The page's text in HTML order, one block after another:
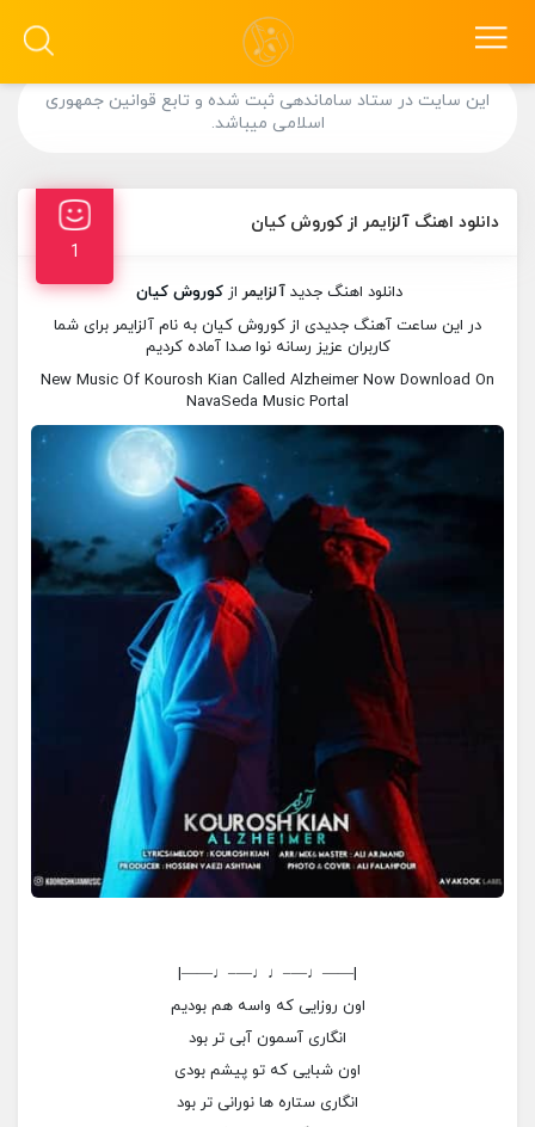
این سایت در ستاد ساماندهی ثبت شده و تابع قوانین جمهوری
اسلامی میباشد.
دانلود اهنگ آلزایمر از کوروش کیان
1
دانلود اهنگ جدیدآلزایمر ازکوروش کیان
در این ساعت آهنگ جدیدی از کوروش کیان به نام آلزایمر برای شما
کاربران عزیز رسانه نوا صدا آماده کردیم
New Music Of Kourosh Kian Called Alzheimer Now Download On
NavaSeda Music Portal
|——♩—–♩♩—–♩——|
اون روزایی که واسه هم بودیم
انگاری آسمون آبی تر بود
اون شبایی که تو پیشم بودی
انگاری ستاره ها نورانی تر بود